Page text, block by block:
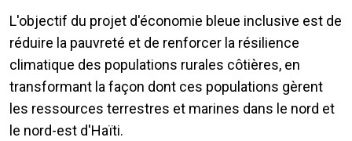
L'objectif du projet d'économie bleue inclusive est de
réduire la pauvreté et de renforcer la résilience
climatique des populations rurales côtières, en
transformant la façon dont ces populations gèrent
les ressources terrestres et marines dans le nord et
le nord-est d'Haïti.